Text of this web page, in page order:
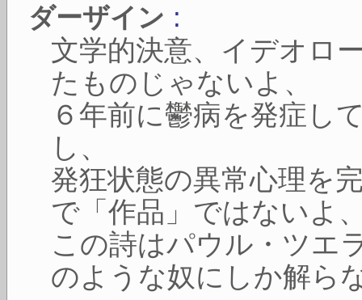
ダーザイン :
文学的決意、イデオロ
たものじゃないよ、
６年前に鬱病を発症し
し、
発狂状態の異常心理を
で「作品」ではないよ
この詩はパウル・ツエ
のような奴にしか解ら